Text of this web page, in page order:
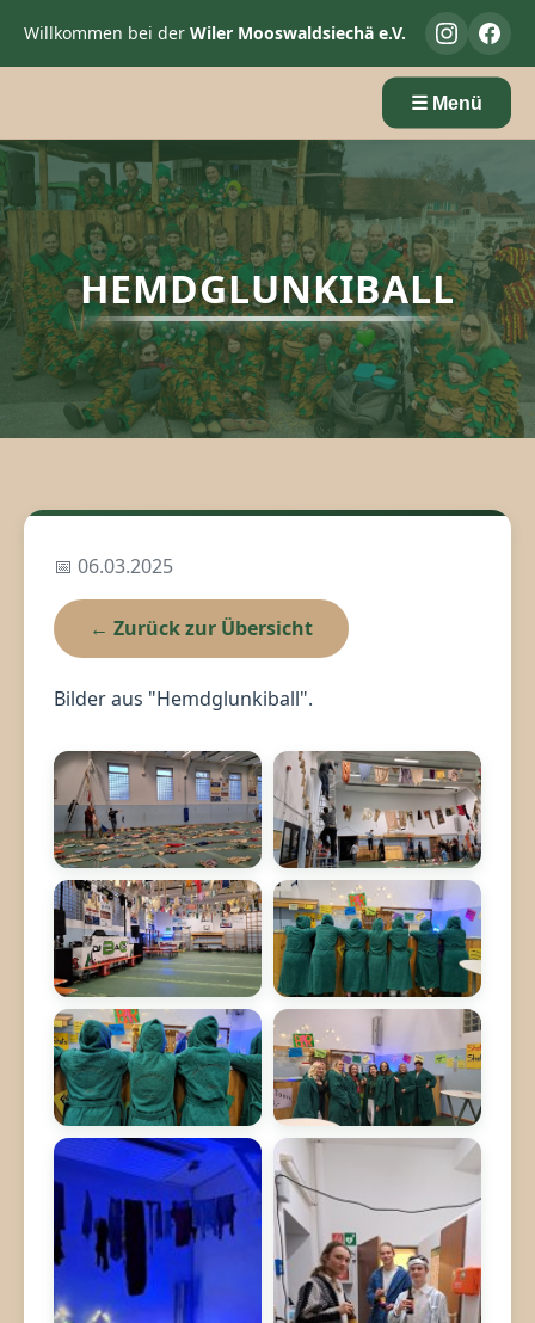
Willkommen bei der Wiler Mooswaldsiechä e.V.
☰ Menü
HEMDGLUNKIBALL
📅 06.03.2025
← Zurück zur Übersicht
Bilder aus "Hemdglunkiball".